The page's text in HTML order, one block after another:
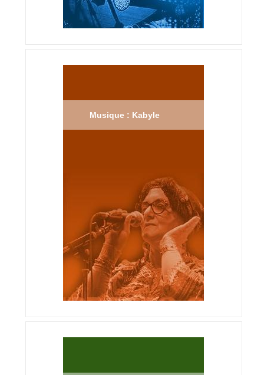
Musique : Kabyle